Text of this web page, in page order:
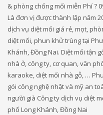
& phòng chống mối miễn Phí ?
Là đơn vị được thành lập năm
dịch vụ diệt mối giá rẻ, mọt,
diệt mối, phun khử trùng tại
Khánh, Đồng Nai. Diệt mối tận
nhà ở, công ty, cơ quan, văn
karaoke, diệt mối nhà gỗ, …
gói công nghệ nhật và mỹ an
người già Công ty dịch vụ diệt
phố Long Khánh, Đồng Nai